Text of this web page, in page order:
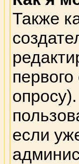
Также
если